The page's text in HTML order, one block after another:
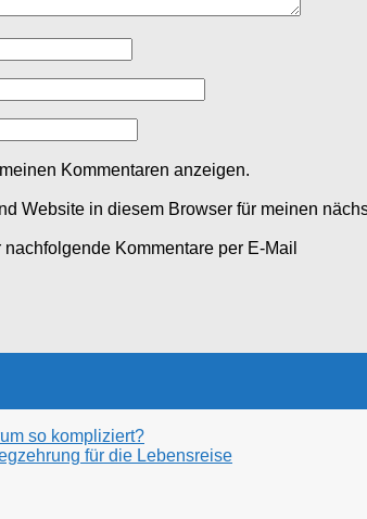
Kommentaren anzeigen.
Website in diesem Browser für meinen
Kommentare per E-Mail
so kompliziert?
für die Lebensreise